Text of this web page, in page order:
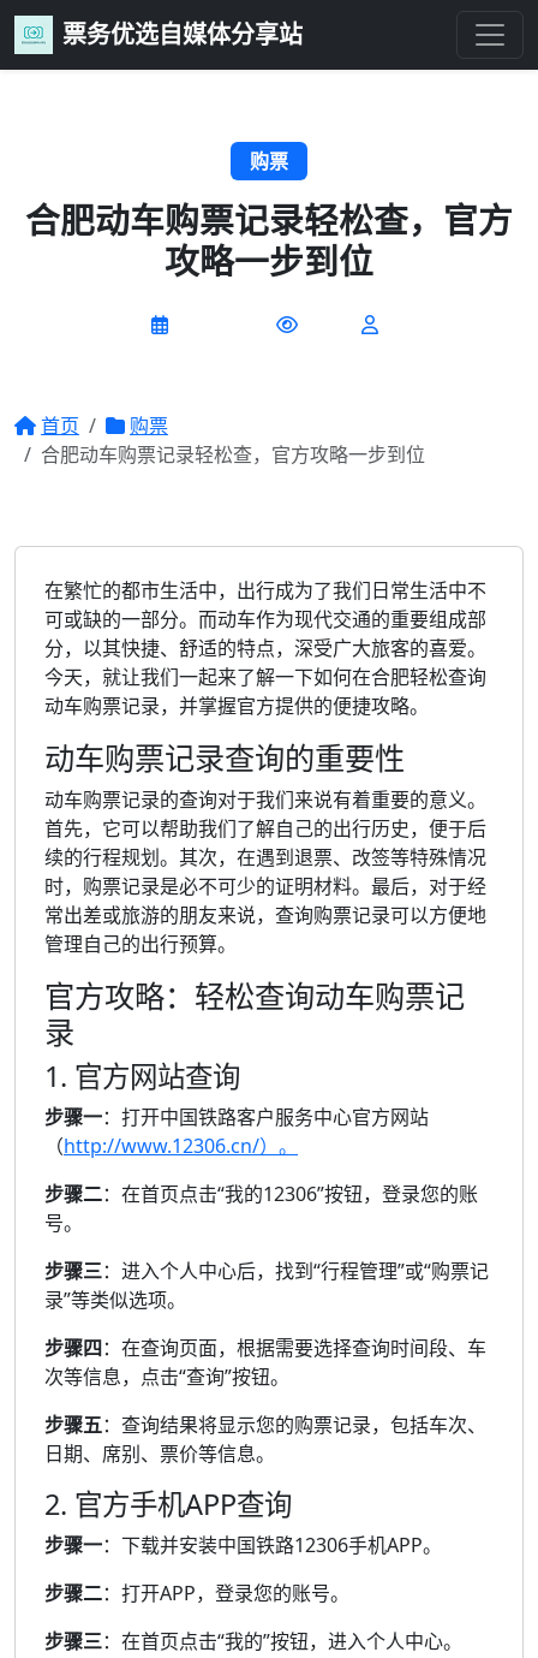
票务优选自媒体分享站
购票
合肥动车购票记录轻松查，官方
攻略一步到位
首页
购票
合肥动车购票记录轻松查，官方攻略一步到位
在繁忙的都市生活中，出行成为了我们日常生活中不
可或缺的一部分。而动车作为现代交通的重要组成部
分，以其快捷、舒适的特点，深受广大旅客的喜爱。
今天，就让我们一起来了解一下如何在合肥轻松查询
动车购票记录，并掌握官方提供的便捷攻略。
动车购票记录查询的重要性
动车购票记录的查询对于我们来说有着重要的意义。
首先，它可以帮助我们了解自己的出行历史，便于后
续的行程规划。其次，在遇到退票、改签等特殊情况
时，购票记录是必不可少的证明材料。最后，对于经
常出差或旅游的朋友来说，查询购票记录可以方便地
管理自己的出行预算。
官方攻略：轻松查询动车购票记
录
1. 官方网站查询
步骤一：打开中国铁路客户服务中心官方网站
（http://www.12306.cn/）。
步骤二：在首页点击“我的12306”按钮，登录您的账
号。
步骤三：进入个人中心后，找到“行程管理”或“购票记
录”等类似选项。
步骤四：在查询页面，根据需要选择查询时间段、车
次等信息，点击“查询”按钮。
步骤五：查询结果将显示您的购票记录，包括车次、
日期、席别、票价等信息。
2. 官方手机APP查询
步骤一：下载并安装中国铁路12306手机APP。
步骤二：打开APP，登录您的账号。
步骤三：在首页点击“我的”按钮，进入个人中心。